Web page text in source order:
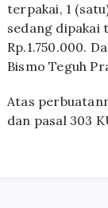
terpakai, 1
sedang dipakai
Rp.1.750.000.
Bismo Teguh
Atas
dan pasal 303